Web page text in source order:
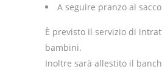
A seguire pranzo al sacco
È previsto il servizio di
bambini.
Inoltre sarà allestito il